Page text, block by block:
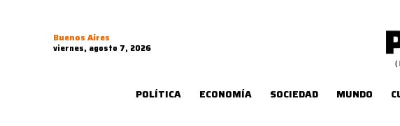
Buenos Aires
viernes, agosto 7, 2026
POLÍTICA ECONOMÍA SOCIEDAD MUNDO